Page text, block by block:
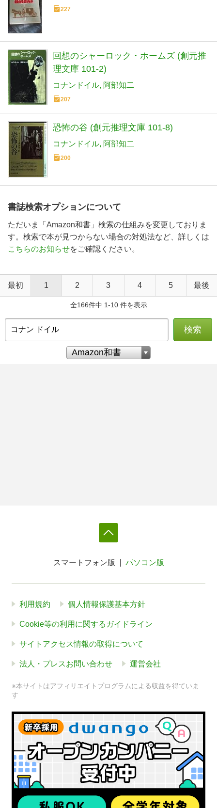
227
回想のシャーロック・ホームズ (創元推
理文庫 101-2)
コナンドイル 阿部知二
207
恐怖の谷 (創元推理文庫 101-8)
コナンドイル 阿部知二
200
書誌検索オプションについて
ただいま「Amazon和書」検索の仕組みを変更しておりま
す。検索で本が見つからない場合の対処法など、詳しくは
こちらのお知らせをご確認ください。
最初 1 2 3 4 5 最後
全166件中 1-10 件を表示
検索
スマートフォン版 パソコン版
利用規約 個人情報保護基本方針
Cookie等の利用に関するガイドライン
サイトアクセス情報の取得について
法人・プレスお問い合わせ 運営会社
※本サイトはアフィリエイトプログラムによる収益を得ていま
す